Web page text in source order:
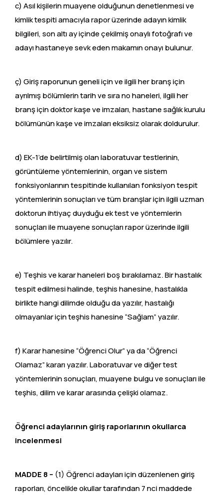
c) Asıl kişilerin muayene olduğunun denetlenmesi ve
kimlik tespiti amacıyla rapor üzerinde adayın kimlik
bilgileri, son altı ay içinde çekilmiş onaylı fotoğrafı ve
adayı hastaneye sevk eden makamın onayı bulunur.
ç) Giriş raporunun geneli için ve ilgili her branş için
ayrılmış bölümlerin tarih ve sıra no haneleri, ilgili her
branş için doktor kaşe ve imzaları, hastane sağlık kurulu
bölümünün kaşe ve imzaları eksiksiz olarak doldurulur.
d) EK-1’de belirtilmiş olan laboratuvar testlerinin,
görüntüleme yöntemlerinin, organ ve sistem
fonksiyonlarının tespitinde kullanılan fonksiyon tespit
yöntemlerinin sonuçları ve tüm branşlar için ilgili uzman
doktorun ihtiyaç duyduğu ek test ve yöntemlerin
sonuçları ile muayene sonuçları rapor üzerinde ilgili
bölümlere yazılır.
e) Teşhis ve karar haneleri boş bırakılamaz. Bir hastalık
tespit edilmesi halinde, teşhis hanesine, hastalıkla
birlikte hangi dilimde olduğu da yazılır, hastalığı
olmayanlar için teşhis hanesine “Sağlam” yazılır.
f) Karar hanesine “Öğrenci Olur” ya da “Öğrenci
Olamaz” kararı yazılır. Laboratuvar ve diğer test
yöntemlerinin sonuçları, muayene bulgu ve sonuçları ile
teşhis, dilim ve karar arasında çelişki olamaz.
Öğrenci adaylarının giriş raporlarının okullarca
incelenmesi
MADDE 8 – (1) Öğrenci adayları için düzenlenen giriş
raporları, öncelikle okullar tarafından 7 nci maddede